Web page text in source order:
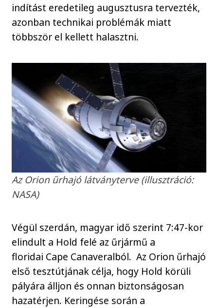
indítást eredetileg augusztusra tervezték,
azonban technikai problémák miatt
többször el kellett halasztni.
Az Orion űrhajó látványterve (illusztráció:
NASA)
Végül szerdán, magyar idő szerint 7:47-kor
elindult a Hold felé az űrjármű a
floridai Cape Canaveralból. Az Orion űrhajó
első tesztútjának célja, hogy Hold körüli
pályára álljon és onnan biztonságosan
hazatérjen. Keringése során a